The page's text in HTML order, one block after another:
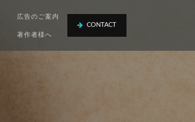
広告のご案内
著作者様へ
CONTACT